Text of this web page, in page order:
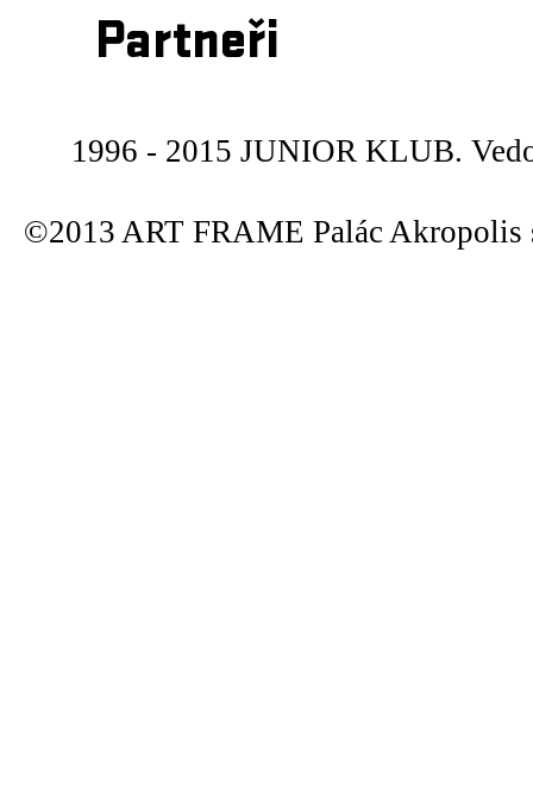
Partneři
1996 - 2015 JUNIOR KLUB.
©2013 ART FRAME Palác Akropolis